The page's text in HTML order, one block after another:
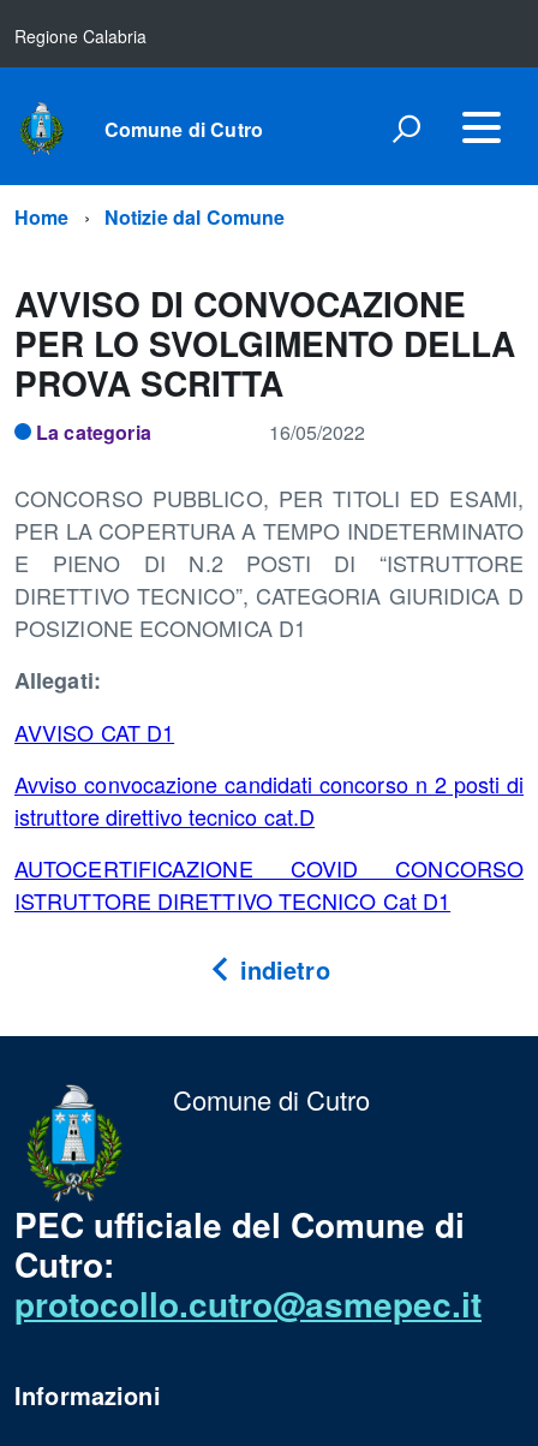
Regione Calabria
Comune di Cutro
Home Notizie dal Comune
AVVISO DI CONVOCAZIONE
PER LO SVOLGIMENTO DELLA
PROVA SCRITTA
La categoria 16/05/2022
CONCORSO PUBBLICO, PER TITOLI ED ESAMI,
PER LA COPERTURA A TEMPO INDETERMINATO
E PIENO DI N.2 POSTI DI “ISTRUTTORE
DIRETTIVO TECNICO”, CATEGORIA GIURIDICA D
POSIZIONE ECONOMICA D1
Allegati:
AVVISO CAT D1
Avviso convocazione candidati concorso n 2 posti di
istruttore direttivo tecnico cat.D
AUTOCERTIFICAZIONE COVID CONCORSO
ISTRUTTORE DIRETTIVO TECNICO Cat D1
indietro
Comune di Cutro
PEC ufficiale del Comune di
Cutro:
protocollo.cutro@asmepec.it
Informazioni